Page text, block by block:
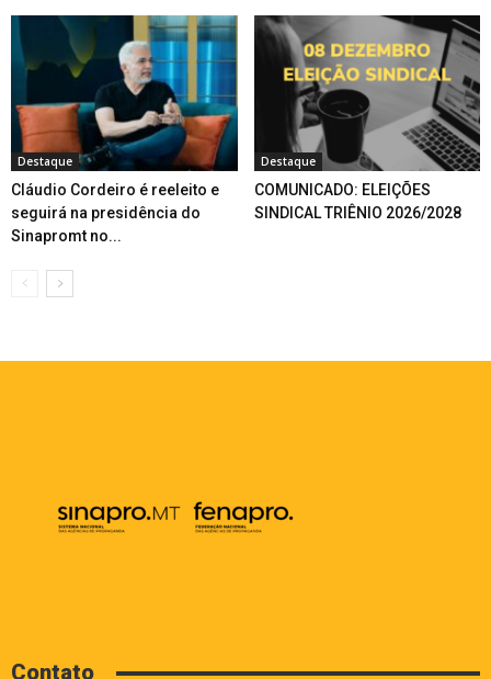
Destaque
Cláudio Cordeiro é reeleito e
seguirá na presidência do
Sinapromt no...
Destaque
COMUNICADO: ELEIÇÕES
SINDICAL TRIÊNIO 2026/2028
Contato